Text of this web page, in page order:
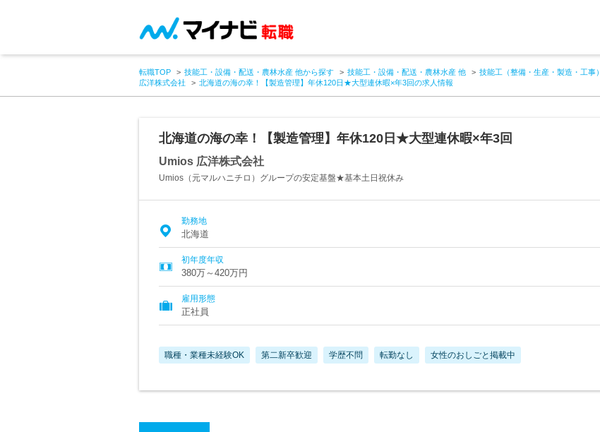
転職TOP 技能工・設備・配送・農林水産 他から探す 技能工・設備・配送・農林水産 他 技能工（整備・生産・製造・工事）
広洋株式会社
北海道の海の幸！【製造管理】年休120日★大型連休暇×年3回の求人情報
北海道の海の幸！【製造管理】年休120日★大型連休暇×年3回
Umios 広洋株式会社
Umios（元マルハニチロ）グループの安定基盤★基本土日祝休み
勤務地
北海道
初年度年収
380万～420万円
雇用形態
正社員
職種・業種未経験OK 第二新卒歓迎 学歴不問 転勤なし 女性のおしごと掲載中